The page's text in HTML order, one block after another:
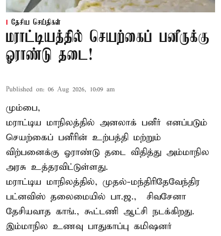
தேசிய செய்திகள்
மராட்டியத்தில் செயற்கைப் பனீருக்கு
ஓராண்டு தடை!
Published on: 06 Aug 2026, 10:09 am
மும்பை,
மராட்டிய மாநிலத்தில் அனலாக் பனீர் எனப்படும்
செயற்கைப் பனீரின் உற்பத்தி மற்றும்
விற்பனைக்கு ஓராண்டு தடை விதித்து அம்மாநில
அரசு உத்தரவிட்டுள்ளது.
மராட்டிய மாநிலத்தில், முதல்-மந்திரிதேவேந்திர
பட்னவிஸ் தலைமையில் பா.ஜ., – சிவசேனா –
தேசியவாத காங்., கூட்டணி ஆட்சி நடக்கிறது.
இம்மாநில உணவு பாதுகாப்பு கமிஷனர்